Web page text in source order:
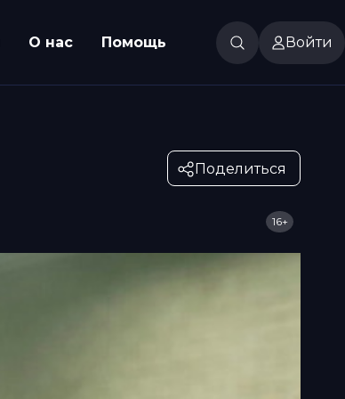
О нас Помощь Войти
Поделиться
16+